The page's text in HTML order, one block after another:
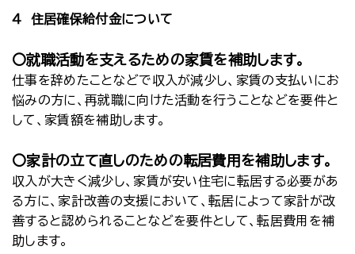
４ 住居確保給付金について
〇就職活動を支えるための家賃を補助します。
仕事を辞めたことなどで収入が減少し、家賃の支払いにお
悩みの方に、再就職に向けた活動を行うことなどを要件と
して、家賃額を補助します。
〇家計の立て直しのための転居費用を補助します。
収入が大きく減少し、家賃が安い住宅に転居する必要があ
る方に、家計改善の支援において、転居によって家計が改
善すると認められることなどを要件として、転居費用を補
助します。